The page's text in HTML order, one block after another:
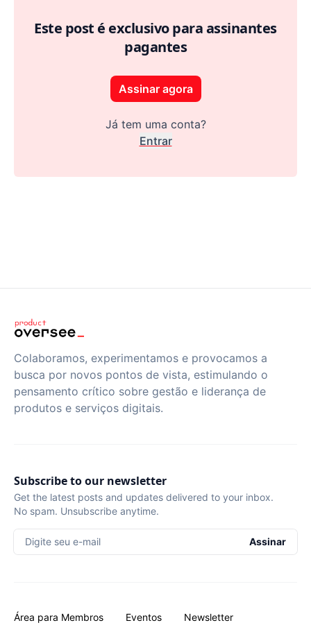
Este post é exclusivo para assinantes
pagantes
Assinar agora
Já tem uma conta?
Entrar
Colaboramos, experimentamos e provocamos a
busca por novos pontos de vista, estimulando o
pensamento crítico sobre gestão e liderança de
produtos e serviços digitais.
Subscribe to our newsletter
Get the latest posts and updates delivered to your inbox.
No spam. Unsubscribe anytime.
Digite seu e-mail Assinar
Área para Membros Eventos Newsletter